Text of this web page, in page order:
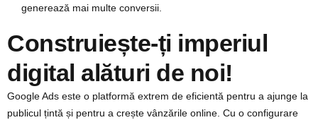
generează mai multe conversii.
Construiește-ți imperiul
digital alături de noi!
Google Ads este o platformă extrem de eficientă pentru a ajunge la
publicul țintă și pentru a crește vânzările online. Cu o configurare